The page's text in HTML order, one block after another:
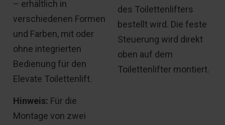
– erhältlich in
verschiedenen Formen
und Farben, mit oder
ohne integrierten
Bedienung für den
Elevate Toilettenlift.
Hinweis: Für die
Montage von zwei
des Toilettenlifters
bestellt wird. Die feste
Steuerung wird direkt
oben auf dem
Toilettenlifter montiert.